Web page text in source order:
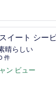
ートパソコン用
イート シー
晴らしい
件
ン ビュー